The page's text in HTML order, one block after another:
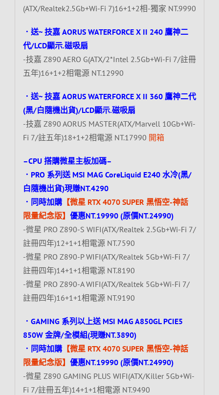
(ATX/Realtek2.5Gb+Wi-Fi 7)16+1+2相-獨家 NT.9990
．送~ 技嘉 AORUS WATERFORCE X II 240 鷹神二
代/LCD顯示.磁吸扇
-技嘉 Z890 AERO G(ATX/2*Intel 2.5Gb+Wi-Fi 7/註冊
五年)16+1+2相電源 NT.12990
．送~ 技嘉 AORUS WATERFORCE X II 360 鷹神二代
(黑/白隨機出貨)/LCD顯示.磁吸扇
-技嘉 Z890 AORUS MASTER(ATX/Marvell 10Gb+Wi-
Fi 7/註五年)18+1+2相電源 NT.17990 開箱
–CPU 搭購微星主板加碼–
．PRO 系列送 MSI MAG CoreLiquid E240 水冷(黑/
白隨機出貨)現賺NT.4290
．同時加購【微星 RTX 4070 SUPER 黑悟空-神話
限量紀念版】 優惠NT.19990 (原價NT.24990)
-微星 PRO Z890-S WIFI(ATX/Realtek 2.5Gb+Wi-Fi 7/
註冊四年)12+1+1相電源 NT.7590
-微星 PRO Z890-P WIFI(ATX/Realtek 5Gb+Wi-Fi 7/
註冊四年)14+1+1相電源 NT.8190
-微星 PRO Z890-A WIFI(ATX/Realtek 5Gb+Wi-Fi 7/
註冊四年)16+1+1相電源 NT.9190
．GAMING 系列以上送 MSI MAG A850GL PCIE5
850W 金牌/全模組(現賺NT.3890)
．同時加購【微星 RTX 4070 SUPER 黑悟空-神話
限量紀念版】 優惠NT.19990 (原價NT.24990)
-微星 Z890 GAMING PLUS WIFI(ATX/Killer 5Gb+Wi-
Fi 7/註冊五年)14+1+1相電源 NT.9490